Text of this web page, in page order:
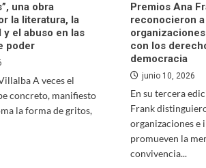
una obra
la literatura, la
y el abuso en las
poder
A veces el
concreto, manifiesto
la forma de gritos,
Premios Ana
reconocieron
con los
democracia
junio 10, 2026
En su tercera
Frank
organizaciones e
promueven la
convivencia...